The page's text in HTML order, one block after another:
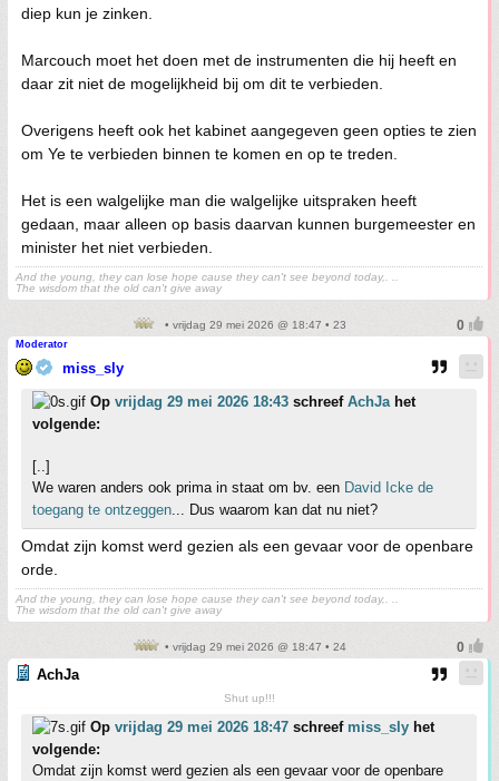
diep kun je zinken.
Marcouch moet het doen met de instrumenten die hij heeft en
daar zit niet de mogelijkheid bij om dit te verbieden.
Overigens heeft ook het kabinet aangegeven geen opties te zien
om Ye te verbieden binnen te komen en op te treden.
Het is een walgelijke man die walgelijke uitspraken heeft
gedaan, maar alleen op basis daarvan kunnen burgemeester en
minister het niet verbieden.
And the young, they can lose hope cause they can't see beyond today,. ..
The wisdom that the old can't give away
• vrijdag 29 mei 2026 @ 18:47 • 23
Moderator
miss_sly
Op vrijdag 29 mei 2026 18:43 schreef AchJa het
volgende:
[..]
We waren anders ook prima in staat om bv. een David Icke de
toegang te ontzeggen ... Dus waarom kan dat nu niet?
Omdat zijn komst werd gezien als een gevaar voor de openbare
orde.
And the young, they can lose hope cause they can't see beyond today,. ..
The wisdom that the old can't give away
• vrijdag 29 mei 2026 @ 18:47 • 24
AchJa
Shut up!!!
Op vrijdag 29 mei 2026 18:47 schreef miss_sly het
volgende:
Omdat zijn komst werd gezien als een gevaar voor de openbare